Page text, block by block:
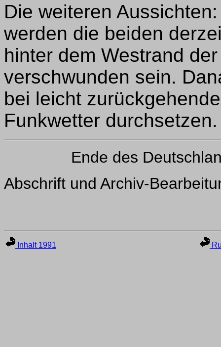
Die weiteren
werden die beiden
hinter dem Westrand
verschwunden sein.
bei leicht
Funkwetter durchsetzen.
Ende des
Abschrift und Archiv-
Inhalt 1991